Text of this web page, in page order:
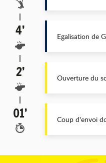
4’ Egalisation de
2’ Ouverture du
01’ Coup d'envoi